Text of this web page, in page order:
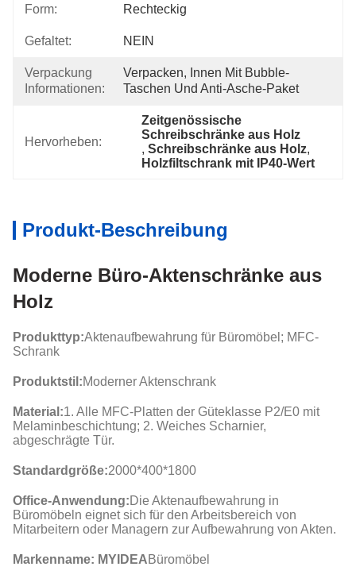
Form: Rechteckig
Gefaltet: NEIN
Verpackung
Informationen:
Verpacken, Innen Mit Bubble-
Taschen Und Anti-Asche-Paket
Hervorheben:
Zeitgenössische
Schreibschränke aus Holz
, Schreibschränke aus Holz,
Holzfiltschrank mit IP40-Wert
Produkt-Beschreibung
Moderne Büro-Aktenschränke aus
Holz
Produkttyp:Aktenaufbewahrung für Büromöbel; MFC-
Schrank
Produktstil:Moderner Aktenschrank
Material:1. Alle MFC-Platten der Güteklasse P2/E0 mit
Melaminbeschichtung; 2. Weiches Scharnier,
abgeschrägte Tür.
Standardgröße:2000*400*1800
Office-Anwendung:Die Aktenaufbewahrung in
Büromöbeln eignet sich für den Arbeitsbereich von
Mitarbeitern oder Managern zur Aufbewahrung von Akten.
Markenname: MYIDEABüromöbel